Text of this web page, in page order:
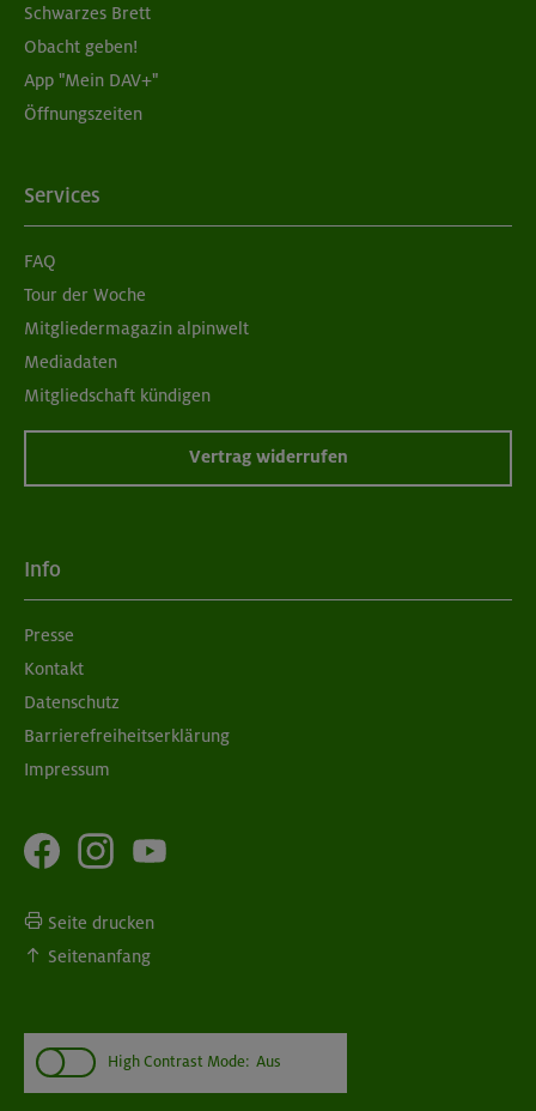
Schwarzes Brett
Obacht geben!
App "Mein DAV+"
Öffnungszeiten
Services
FAQ
Tour der Woche
Mitgliedermagazin alpinwelt
Mediadaten
Mitgliedschaft kündigen
Vertrag widerrufen
Info
Presse
Kontakt
Datenschutz
Barrierefreiheitserklärung
Impressum
Seite drucken
Seitenanfang
High Contrast Mode: Aus